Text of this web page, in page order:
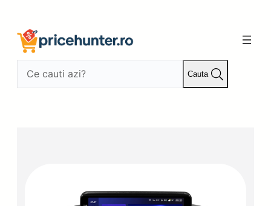
conținut
Cauta